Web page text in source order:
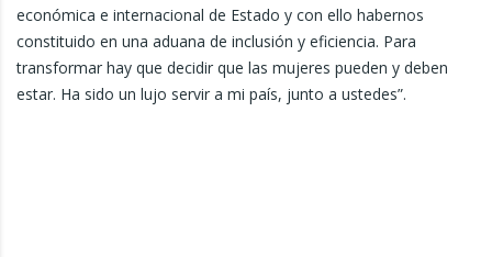
económica e internacional de Estado y con ello habernos
constituido en una aduana de inclusión y eficiencia. Para
transformar hay que decidir que las mujeres pueden y deben
estar. Ha sido un lujo servir a mi país, junto a ustedes”.